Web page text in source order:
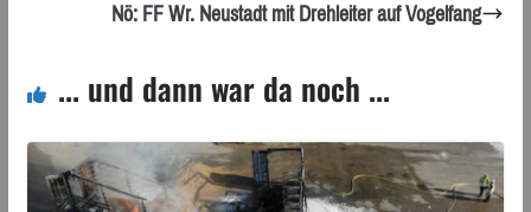
Nö: FF Wr. Neustadt mit Drehleiter auf Vogelfang
... und dann war da noch ...